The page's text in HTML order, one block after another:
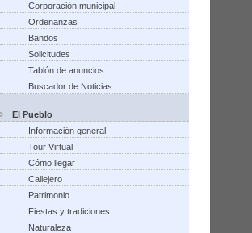
Corporación municipal
Ordenanzas
Bandos
Solicitudes
Tablón de anuncios
Buscador de Noticias
El Pueblo
Información general
Tour Virtual
Cómo llegar
Callejero
Patrimonio
Fiestas y tradiciones
Naturaleza